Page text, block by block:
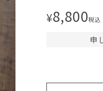
¥8,800税込
申